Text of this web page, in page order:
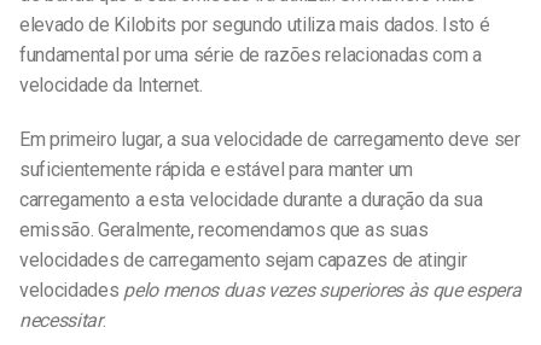
elevado de Kilobits por segundo utiliza mais dados. Isto é
fundamental por uma série de razões relacionadas com a
velocidade da Internet.
Em primeiro lugar, a sua velocidade de carregamento deve ser
suficientemente rápida e estável para manter um
carregamento a esta velocidade durante a duração da sua
emissão. Geralmente, recomendamos que as suas
velocidades de carregamento sejam capazes de atingir
velocidades pelo menos duas vezes superiores às que espera
necessitar.